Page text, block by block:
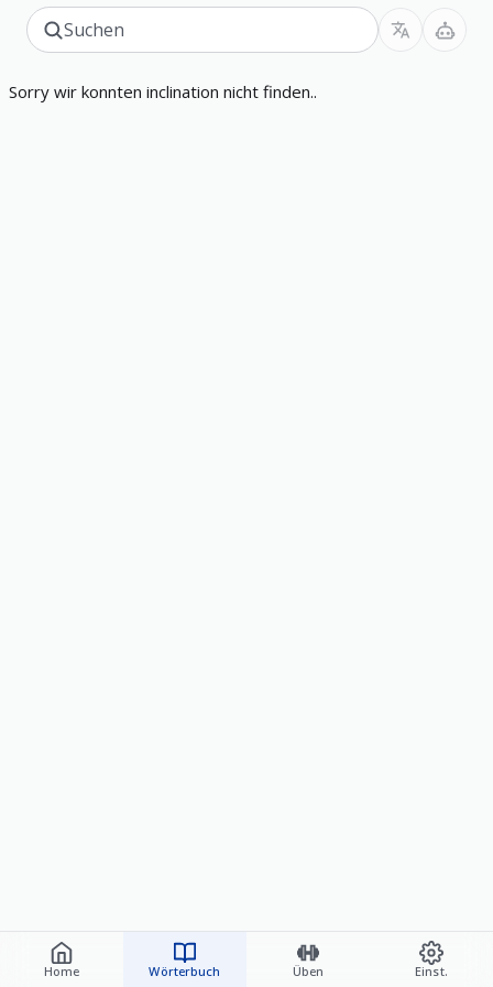
Home Wörterbuch Üben Einst.
Sorry wir konnten inclination nicht finden..